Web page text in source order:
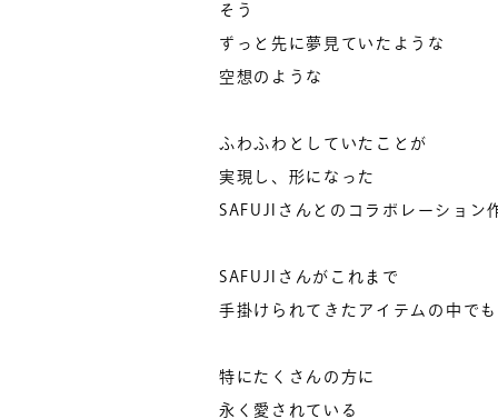
そう
ずっと先に夢見ていたような
空想のような
ふわふわとしていたことが
実現し、形になった
SAFUJIさんとのコラボレーション
SAFUJIさんがこれまで
手掛けられてきたアイテムの中でも
特にたくさんの方に
永く愛されている